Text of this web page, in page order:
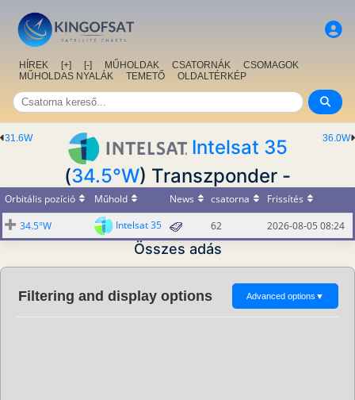
HÍREK [+] [-] MŰHOLDAK CSATORNÁK
CSOMAGOK
MŰHOLDAS NYALÁK
TEMETŐ OLDALTÉRKÉP
36.0W
31.6W
Intelsat 35
(34.5°W) Transzponder -
Orbitális pozíció Műhold News csatorna
Frissítés
34.5°W
Intelsat 35 62 2026-08-05 08:24
Összes adás
Filtering and display options Advanced options ▼